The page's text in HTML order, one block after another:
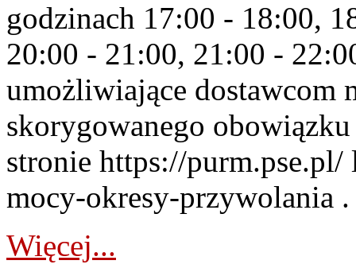
godzinach 17:00 - 18:00,
20:00 - 21:00, 21:00 -
umożliwiające dostawcom
skorygowanego
stronie https://
mocy-okresy-przywolania
Więcej...